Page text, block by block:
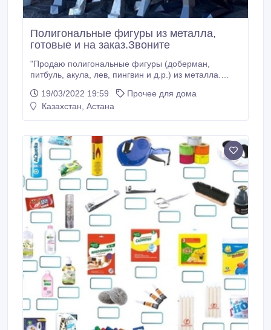
Полигональные фигуры из металла,
готовые и на заказ.Звоните
"Продаю полигональные фигуры (доберман,
питбуль, акула, лев, пингвин и д.р.) из металла.
можно приобрести в 4х разных варианта: 1.
Готовую, покрашенную в цвет который вы выберите.
19/03/2022 19:59
Прочее для дома
Казахстан, Астана